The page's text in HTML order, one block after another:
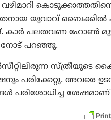
യുവാവ് ബൈക്കിൽ
കാർ പലതവണ ഹോൺ
പറഞ്ഞു.
പരിക്കേറ്റു. അവരെ
പരിശോധിച്ച